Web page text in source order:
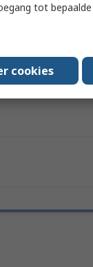
Head
tot
cookies